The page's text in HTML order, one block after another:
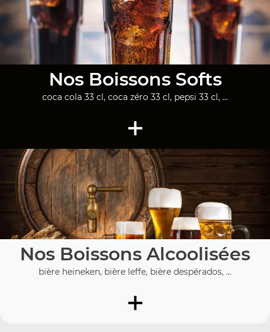
Nos Boissons Softs
coca cola 33 cl, coca zéro 33 cl, pepsi 33 cl, ...
+
Nos Boissons Alcoolisées
bière heineken, bière leffe, bière despérados, ...
+